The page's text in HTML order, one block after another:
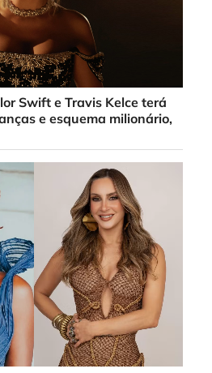
Swift e Travis Kelce terá
e esquema milionário,